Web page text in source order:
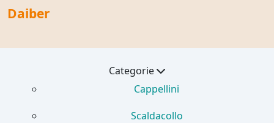
Daiber
Categorie
Cappellini
Scaldacollo